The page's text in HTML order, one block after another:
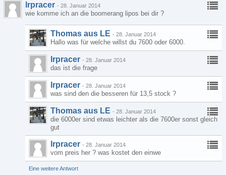
lrpracer - 28. Januar 2014
wie komme ich an die boomerang lipos bei dir ?
Thomas aus LE - 28. Januar 2014
Hallo was für welche willst du 7600 oder 6000.
lrpracer - 28. Januar 2014
das ist die frage
lrpracer - 28. Januar 2014
was sind den die besseren für 13,5 stock ?
Thomas aus LE - 28. Januar 2014
die 6000er sind etwas leichter als die 7600er sonst gleich
gut
lrpracer - 28. Januar 2014
vom preis her ? was kostet den einwe
Eine weitere Antwort